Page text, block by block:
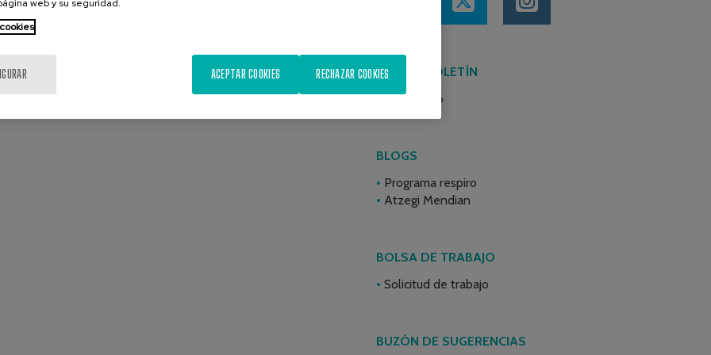
ÚLTIMO BOLETÍN
Junio 2026
BLOGS
Programa respiro
Atzegi Mendian
BOLSA DE TRABAJO
Solicitud de trabajo
BUZÓN DE SUGERENCIAS
web y su seguridad.
RECHAZAR COOKIES
ACEPTAR COOKIES